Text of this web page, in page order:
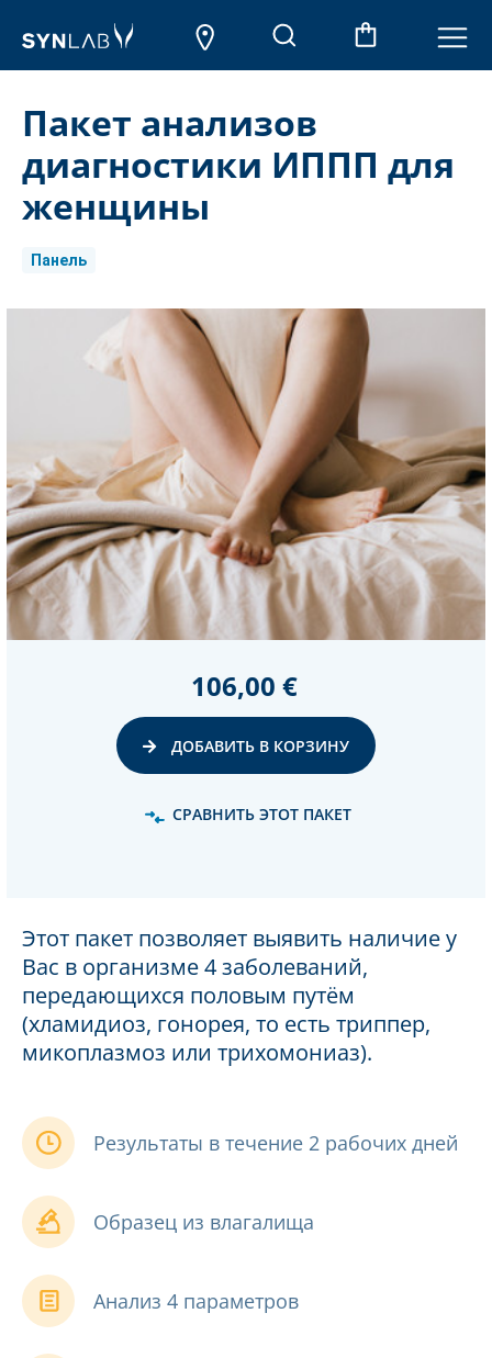
Пакет анализов
диагностики ИППП для
женщины
Панель
Этот пакет позволяет выявить наличие у
Вас в организме 4 заболеваний,
передающихся половым путём
(хламидиоз, гонорея, то есть триппер,
микоплазмоз или трихомониаз).
Результаты в течение 2 рабочих дней
Образец из влагалища
Анализ 4 параметров
Lagerbestand:
106,00 €
ДОБАВИТЬ В КОРЗИНУ
СРАВНИТЬ ЭТОТ ПАКЕТ